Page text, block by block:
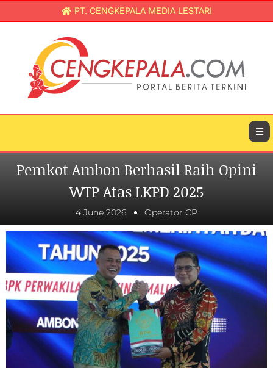
PT. CENGKEPALA MEDIA LESTARI
Pemkot Ambon Berhasil Raih Opini
WTP Atas LKPD 2025
4 June 2026 Operator CP